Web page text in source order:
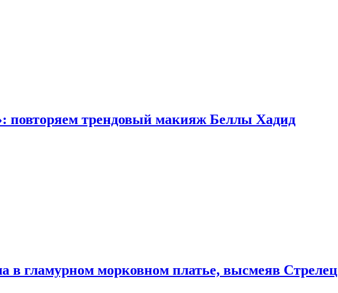
повторяем трендовый макияж Беллы Хадид
в гламурном морковном платье, высмеяв Стрелец